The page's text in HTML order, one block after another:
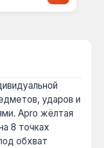
ударов и
Apro жёлтая
8 точках
обхват